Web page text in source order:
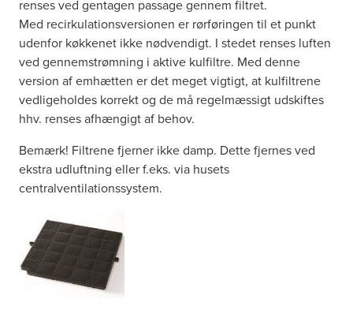
renses ved gentagen passage gennem filtret.
Med recirkulationsversionen er rørføringen til et punkt
udenfor køkkenet ikke nødvendigt. I stedet renses luften
ved gennemstrømning i aktive kulfiltre. Med denne
version af emhætten er det meget vigtigt, at kulfiltrene
vedligeholdes korrekt og de må regelmæssigt udskiftes
hhv. renses afhængigt af behov.
Bemærk! Filtrene fjerner ikke damp. Dette fjernes ved
ekstra udluftning eller f.eks. via husets
centralventilationssystem.